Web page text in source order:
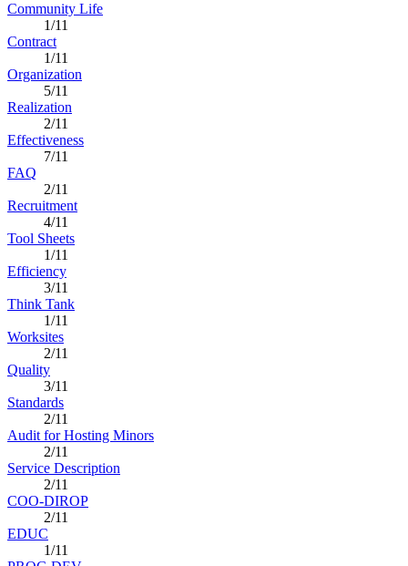
Community Life
1/11
Contract
1/11
Organization
5/11
Realization
2/11
Effectiveness
7/11
FAQ
2/11
Recruitment
4/11
Tool Sheets
1/11
Efficiency
3/11
Think Tank
1/11
Worksites
2/11
Quality
3/11
Standards
2/11
Audit for Hosting Minors
2/11
Service Description
2/11
COO-DIROP
2/11
EDUC
1/11